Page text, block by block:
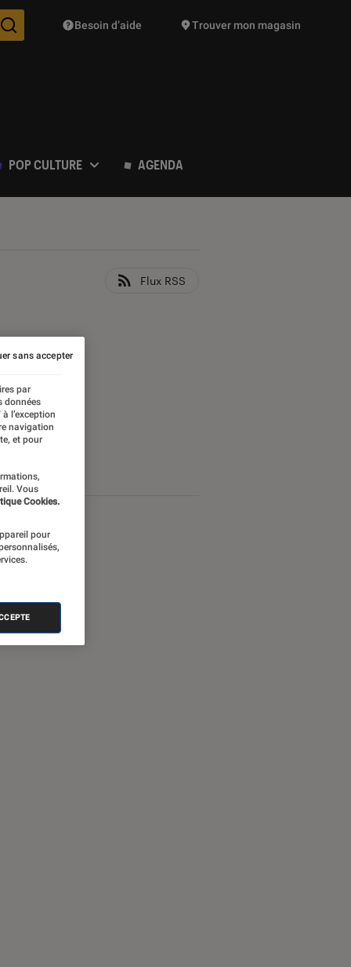
Des suggestions de produits vont vous être proposées
Besoin d’aide Trouver mon magasin
POP CULTURE AGENDA
Flux RSS
par
données
l’exception
navigation
et pour
Vous
Cookies.
pour
sans accepter